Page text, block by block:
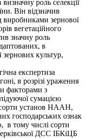
роль селекції
Він відзначив
виробниками зернової
вегетаційного
значну роль
в
зернових культур,
експертиза
в розрізі ураження
факторами з
сумацією
сорти установ НААН,
господарських ознак
в тому числі сорти
ДСС ІБКіЦБ